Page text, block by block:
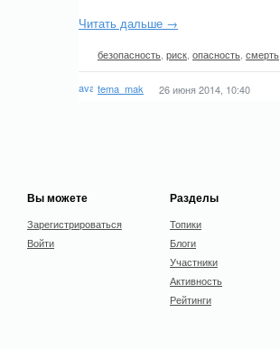
Читать дальше →
безопасность риск опасность смерть
tema_mak 26 июня 2014, 10:40
Вы можете
Зарегистрироваться
Войти
Разделы
Топики
Блоги
Участники
Активность
Рейтинги